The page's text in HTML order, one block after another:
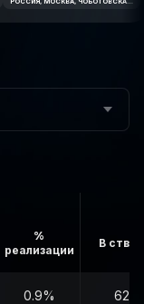
%
реализации
В створ
0.9% 62